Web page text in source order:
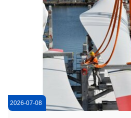
2026-07-08